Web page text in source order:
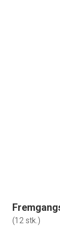
(12 stk.)